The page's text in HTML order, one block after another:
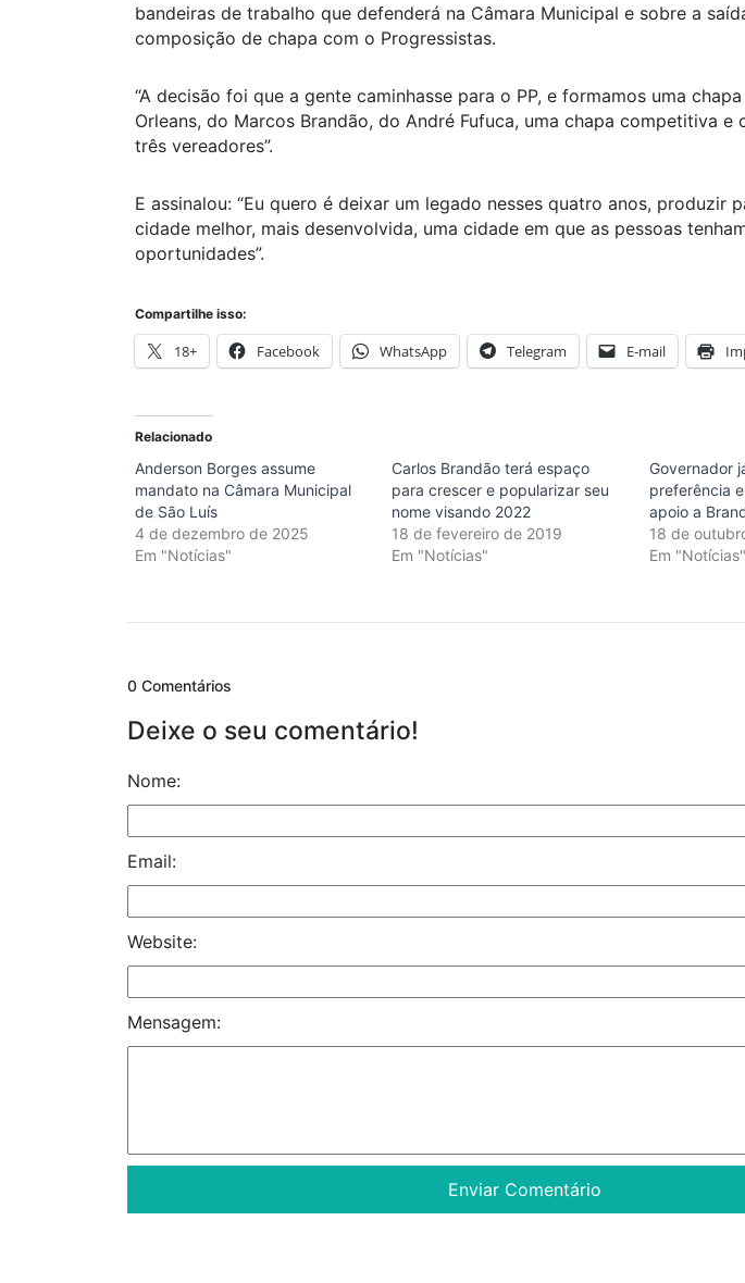
bandeiras de trabalho que defenderá na Câmara Municipal e sobre a
composição de chapa com o Progressistas.
“A decisão foi que a gente caminhasse para o PP, e formamos uma
Orleans, do Marcos Brandão, do André Fufuca, uma chapa competitiva e
três vereadores”.
E assinalou: “Eu quero é deixar um legado nesses quatro anos, produzir
cidade melhor, mais desenvolvida, uma cidade em que as pessoas
oportunidades”.
Compartilhe isso:
18+ Facebook WhatsApp Telegram E-mail
Relacionado
Anderson Borges assume
mandato na Câmara Municipal
de São Luís
4 de dezembro de 2025
Em "Notícias"
Carlos Brandão terá espaço
para crescer e popularizar seu
nome visando 2022
18 de fevereiro de 2019
Em "Notícias"
Governador
preferência
apoio a
18 de
Em "Notícias"
0 Comentários
Deixe o seu comentário!
Nome:
Email:
Website:
Mensagem: